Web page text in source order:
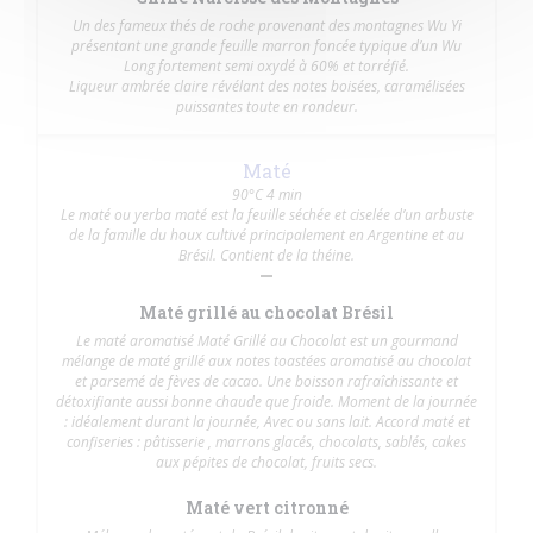
Un des fameux thés de roche provenant des montagnes Wu Yi
présentant une grande feuille marron foncée typique d’un Wu
Long fortement semi oxydé à 60% et torréfié.
Liqueur ambrée claire révélant des notes boisées, caramélisées
puissantes toute en rondeur.
Maté
90°C 4 min
Le maté ou yerba maté est la feuille séchée et ciselée d’un arbuste
de la famille du houx cultivé principalement en Argentine et au
Brésil. Contient de la théine.
Maté grillé au chocolat Brésil
Le maté aromatisé Maté Grillé au Chocolat est un gourmand
mélange de maté grillé aux notes toastées aromatisé au chocolat
et parsemé de fèves de cacao. Une boisson rafraîchissante et
détoxifiante aussi bonne chaude que froide. Moment de la journée
: idéalement durant la journée, Avec ou sans lait. Accord maté et
confiseries : pâtisserie , marrons glacés, chocolats, sablés, cakes
aux pépites de chocolat, fruits secs.
Maté vert citronné